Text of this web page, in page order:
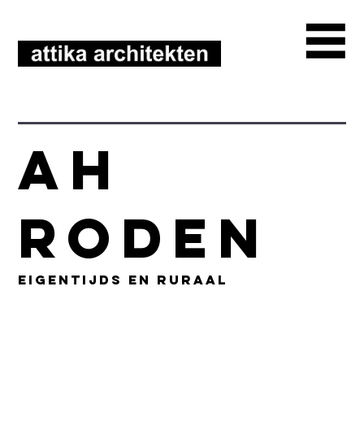
AH
Roden
eigentijds en ruraal